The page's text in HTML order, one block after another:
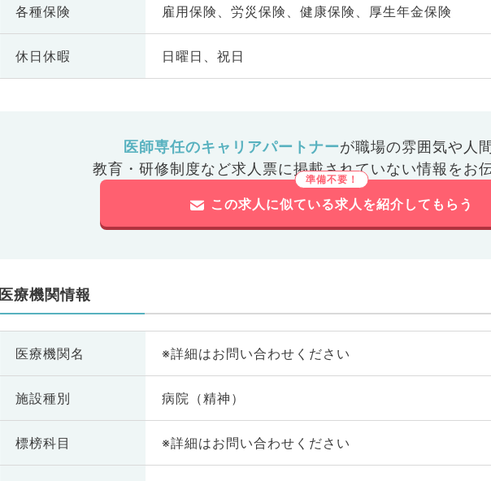
各種保険 雇用保険、労災保険、健康保険、厚生年金保険
休日休暇 日曜日、祝日
医師専任のキャリアパートナーが職場の雰囲気や人
教育・研修制度など求人票に掲載されていない情報をお
この求人に似ている求人を紹介してもらう
医療機関情報
医療機関名 ※詳細はお問い合わせください
施設種別 病院（精神）
標榜科目 ※詳細はお問い合わせください